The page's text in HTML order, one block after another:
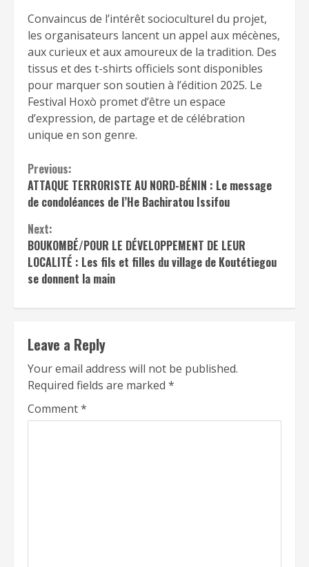
Convaincus de l’intérêt socioculturel du projet,
les organisateurs lancent un appel aux mécènes,
aux curieux et aux amoureux de la tradition. Des
tissus et des t-shirts officiels sont disponibles
pour marquer son soutien à l’édition 2025. Le
Festival Hoxò promet d’être un espace
d’expression, de partage et de célébration
unique en son genre.
Continue
Reading
Previous:
ATTAQUE TERRORISTE AU NORD-BÉNIN : Le message
de condoléances de l’He Bachiratou Issifou
Next:
BOUKOMBÉ/POUR LE DÉVELOPPEMENT DE LEUR
LOCALITÉ : Les fils et filles du village de Koutétiegou
se donnent la main
Leave a Reply
Your email address will not be published.
Required fields are marked *
Comment*